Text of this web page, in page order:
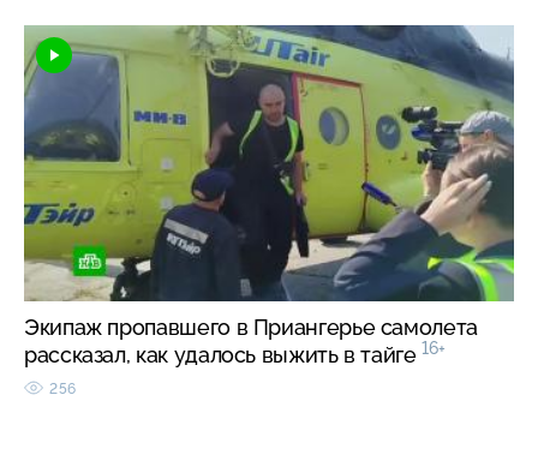
Экипаж пропавшего в Приангерье самолета
рассказал, как удалось выжить в тайге 16+
256